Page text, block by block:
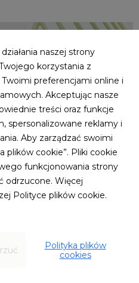
w estetycznej formie
i chęci do
to i odmień swój dom
Znajdź przestrzeń dla
Twojego mieszkania
naszej strony
korzystania z
Twoimi preferencjami online i
Akceptując nasze
treści oraz funkcje
spersonalizowane reklamy i
Aby zarządzać swoimi
plików cookie”. Pliki cookie
funkcjonowania strony
odrzucone. Więcej
Polityce plików cookie.
Polityka plików
cookies